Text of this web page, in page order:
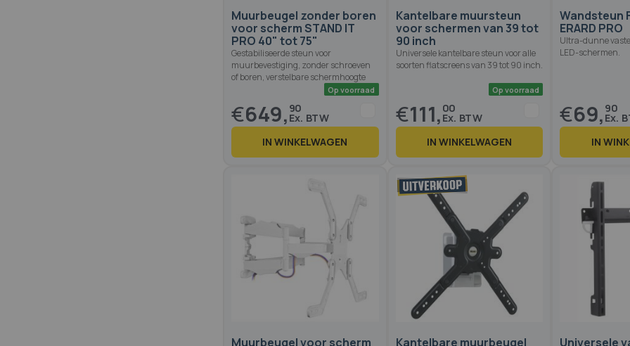
Muurbeugel zonder boren
voor scherm STAND IT
PRO 40" tot 75"
Gestabiliseerde steun voor
muurbevestiging, zonder schroeven
of boren, verstelbare schermhoogte
€649, 90
IN WINKELWAGEN
Kantelbare muursteun
voor schermen van 39 tot
90 inch
Universele kantelbare steun voor alle
soorten flatscreens van 39 tot 90 inch.
€111, 00
IN WINKELWAGEN
Wandsteun
ERARD PRO
Ultra-dunne
LED-schermen.
€69, 90
IN
Muurbeugel voor scherm
Kantelbare muurbeugel
Universele